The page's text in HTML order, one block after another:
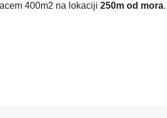
400m2 na lokaciji 250m od mora.